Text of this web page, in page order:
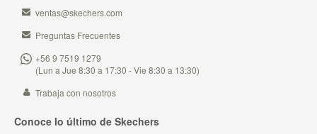
ventas@skechers.com
Preguntas Frecuentes
+56 9 7519 1279
(Lun a Jue 8:30 a 17:30 - Vie 8:30 a 13:30)
Trabaja con nosotros
Conoce lo último de Skechers